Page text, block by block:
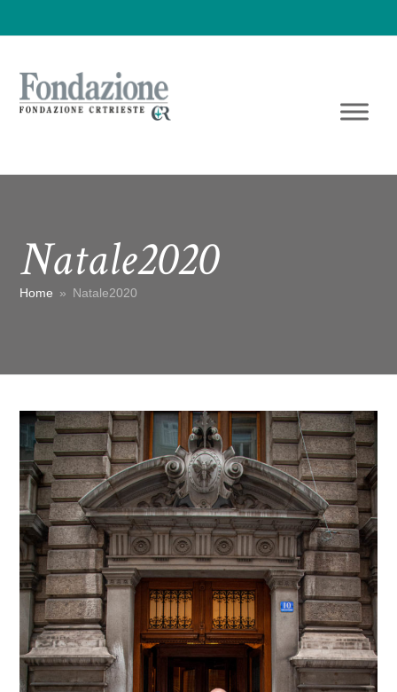
Natale2020
Home » Natale2020